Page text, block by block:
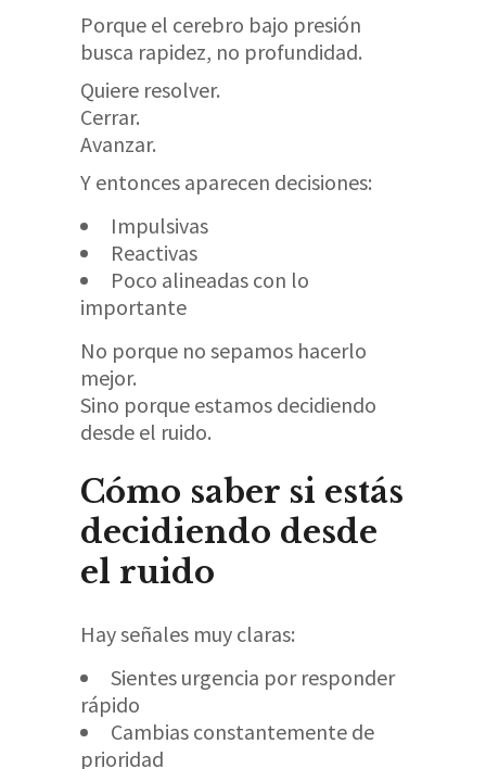
Porque el cerebro bajo presión
busca rapidez, no profundidad.
Quiere resolver.
Cerrar.
Avanzar.
Y entonces aparecen decisiones:
Impulsivas
Reactivas
Poco alineadas con lo
importante
No porque no sepamos hacerlo
mejor.
Sino porque estamos decidiendo
desde el ruido.
Cómo saber si estás
decidiendo desde
el ruido
Hay señales muy claras:
Sientes urgencia por responder
rápido
Cambias constantemente de
prioridad